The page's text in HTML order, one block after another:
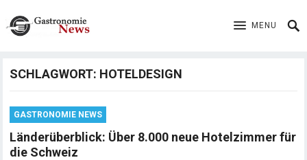
MENU
SCHLAGWORT: HOTELDESIGN
GASTRONOMIE NEWS
Länderüberblick: Über 8.000 neue Hotelzimmer für
die Schweiz